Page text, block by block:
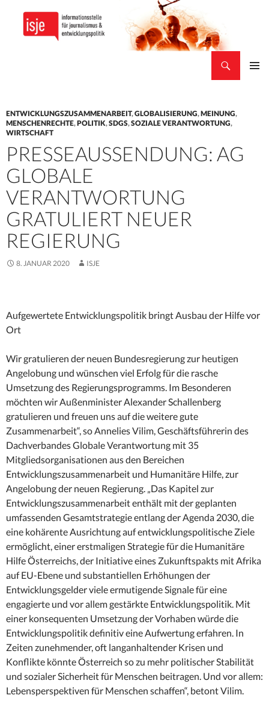
ENTWICKLUNGSZUSAMMENARBEIT,GLOBALISIERUNG,MEINUNG,
MENSCHENRECHTE,POLITIK,SDGS,SOZIALE VERANTWORTUNG,
WIRTSCHAFT
PRESSEAUSSENDUNG: AG
GLOBALE
VERANTWORTUNG
GRATULIERT NEUER
REGIERUNG
8. JANUAR 2020 ISJE
Aufgewertete Entwicklungspolitik bringt Ausbau der Hilfe vor
Ort
Wir gratulieren der neuen Bundesregierung zur heutigen
Angelobung und wünschen viel Erfolg für die rasche
Umsetzung des Regierungsprogramms. Im Besonderen
möchten wir Außenminister Alexander Schallenberg
gratulieren und freuen uns auf die weitere gute
Zusammenarbeit“, so Annelies Vilim, Geschäftsführerin des
Dachverbandes Globale Verantwortung mit 35
Mitgliedsorganisationen aus den Bereichen
Entwicklungszusammenarbeit und Humanitäre Hilfe, zur
Angelobung der neuen Regierung. „Das Kapitel zur
Entwicklungszusammenarbeit enthält mit der geplanten
umfassenden Gesamtstrategie entlang der Agenda 2030, die
eine kohärente Ausrichtung auf entwicklungspolitische Ziele
ermöglicht, einer erstmaligen Strategie für die Humanitäre
Hilfe Österreichs, der Initiative eines Zukunftspakts mit Afrika
auf EU-Ebene und substantiellen Erhöhungen der
Entwicklungsgelder viele ermutigende Signale für eine
engagierte und vor allem gestärkte Entwicklungspolitik. Mit
einer konsequenten Umsetzung der Vorhaben würde die
Entwicklungspolitik definitiv eine Aufwertung erfahren. In
Zeiten zunehmender, oft langanhaltender Krisen und
Konflikte könnte Österreich so zu mehr politischer Stabilität
und sozialer Sicherheit für Menschen beitragen. Und vor allem:
Lebensperspektiven für Menschen schaffen“, betont Vilim.